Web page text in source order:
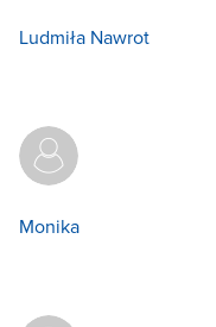
Ludmiła Nawrot
Monika